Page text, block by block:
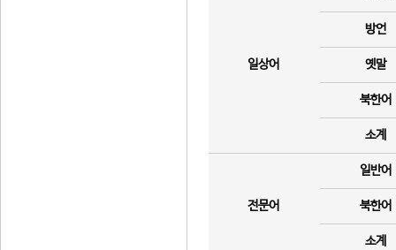
일상어
방언
옛말
북한어
소계
전문어
일반어
북한어
소계